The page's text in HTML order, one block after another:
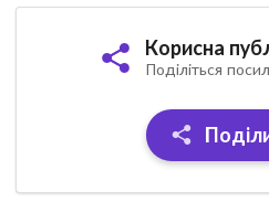
Корисна
Поділіться